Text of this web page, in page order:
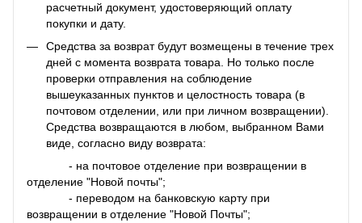
расчетный документ, удостоверяющий оплату
покупки и дату.
Средства за возврат будут возмещены в течение трех
дней с момента возврата товара. Но только после
проверки отправления на соблюдение
вышеуказанных пунктов и целостность товара (в
почтовом отделении, или при личном возвращении).
Средства возвращаются в любом, выбранном Вами
виде, согласно виду возврата:
- на почтовое отделение при возвращении в
отделение "Новой почты";
- переводом на банковскую карту при
возвращении в отделение "Новой Почты";